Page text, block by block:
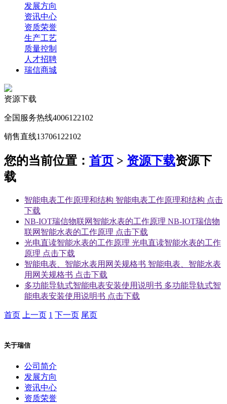
发展方向
资讯中心
资质荣誉
生产工艺
质量控制
人才招聘
瑞信商城
资源下载
全国服务热线4006122102
销售直线13706122102
您的当前位置： 首页 > 资源下载资源下
载
智能电表工作原理和结构 智能电表工作原理和结构 点击
下载
NB-IOT瑞信物联网智能水表的工作原理 NB-IOT瑞信物
联网智能水表的工作原理 点击下载
光电直读智能水表的工作原理 光电直读智能水表的工作
原理 点击下载
智能电表、智能水表用网关规格书 智能电表、智能水表
用网关规格书 点击下载
多功能导轨式智能电表安装使用说明书 多功能导轨式智
能电表安装使用说明书 点击下载
首页 上一页 1 下一页 尾页
关于瑞信
公司简介
发展方向
资讯中心
资质荣誉